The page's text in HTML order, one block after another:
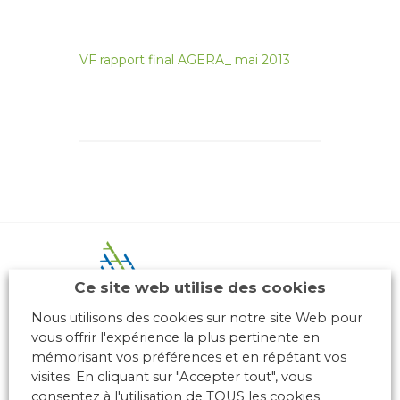
VF rapport final AGERA_ mai 2013
10 place des Archives – Bât G –
69288 LYON Cedex 02
Association loi 1901
Ce site web utilise des cookies
Nous utilisons des cookies sur notre site Web pour
vous offrir l'expérience la plus pertinente en
mémorisant vos préférences et en répétant vos
visites. En cliquant sur "Accepter tout", vous
consentez à l'utilisation de TOUS les cookies.